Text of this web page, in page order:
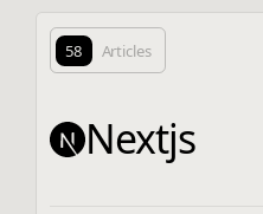
58 Articles
Nextjs